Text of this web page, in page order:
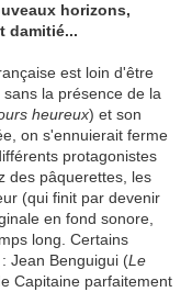
horizons,
est loin d'être
la présence de la
heureux) et son
on s'ennuierait ferme
protagonistes
des pâquerettes, les
(qui finit par devenir
en fond sonore,
long. Certains
Jean Benguigui (Le
Capitaine parfaitement